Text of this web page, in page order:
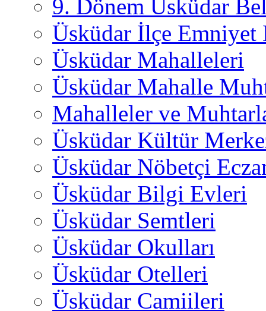
9. Dönem Üsküdar
Üsküdar İlçe
Üsküdar Mahalleleri
Üsküdar Mahalle
Mahalleler ve
Üsküdar Kültür
Üsküdar Nöbetçi
Üsküdar Bilgi Evleri
Üsküdar Semtleri
Üsküdar Okulları
Üsküdar Otelleri
Üsküdar Camiileri